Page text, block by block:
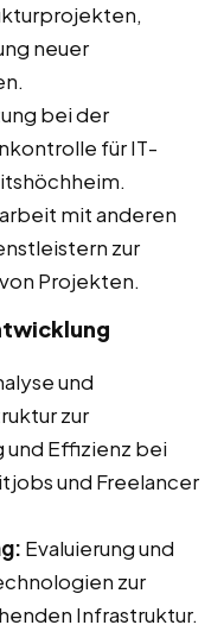
neuer
bei der
für IT-
mit anderen
zur
Projekten.
und
zur
und Effizienz bei
und Freelancer
Evaluierung und
zur
Infrastruktur.